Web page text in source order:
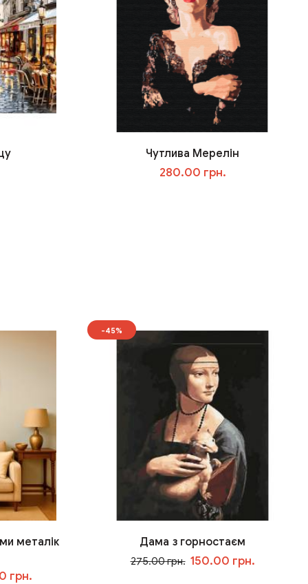
Чутлива Мерелін
280.00 грн.
металік
грн.
-45%
Дама з горностаєм
275.00 грн. 150.00 грн.